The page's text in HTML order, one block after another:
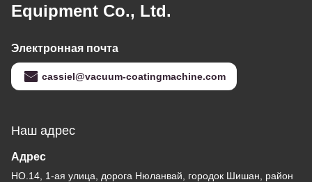
Equipment Co., Ltd.
Электронная почта
cassiel@vacuum-coatingmachine.com
Наш адрес
Адрес
НО.14, 1-ая улица, дорога Нюланвай, городок Шишан, район